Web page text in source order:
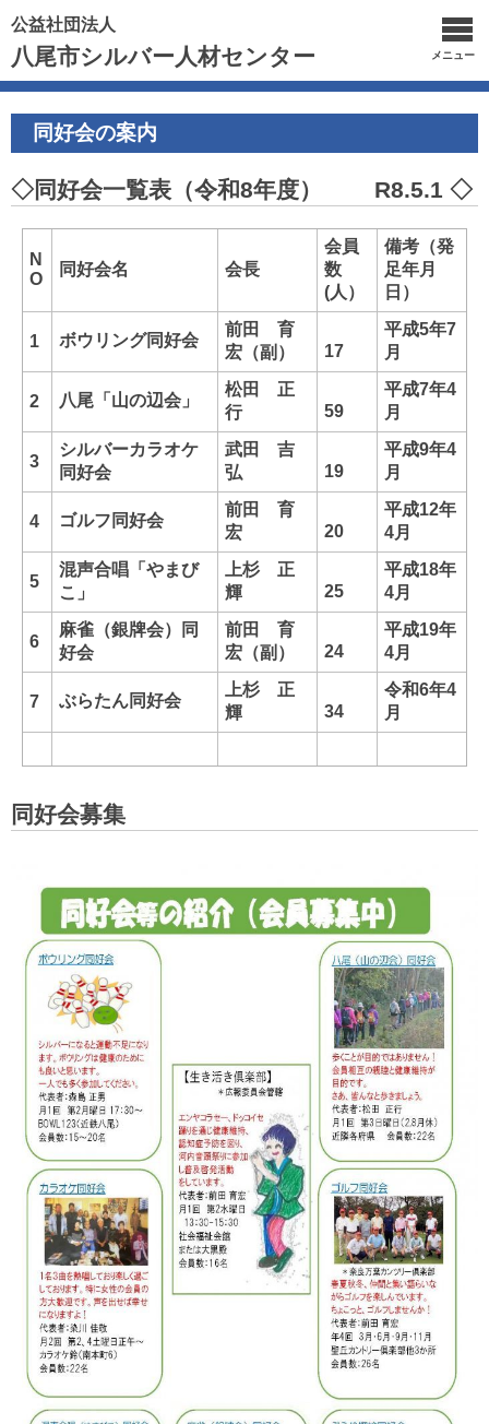
公益社団法人
八尾市シルバー人材センター メニュー
同好会の案内
◇同好会一覧表（令和8年度） R8.5.1 ◇
N
O
同好会名 会長
会員
数
(人）
備考（発
足年月
日）
1 ボウリング同好会
前田 育
宏（副）
17
平成5年7
月
2 八尾「山の辺会」
松田 正
行
59
平成7年4
月
3
シルバーカラオケ
同好会
武田 吉
弘
19
平成9年4
月
4 ゴルフ同好会
前田 育
宏
20
平成12年
4月
5
混声合唱「やまび
こ」
上杉 正
輝
25
平成18年
4月
6
麻雀（銀牌会）同
好会
前田 育
宏（副）
24
平成19年
4月
7 ぶらたん同好会
上杉 正
輝
34
令和6年4
月
同好会募集